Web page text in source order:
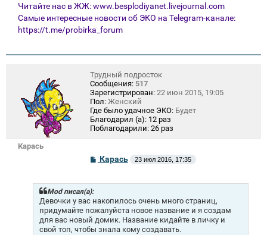
Читайте нас в ЖЖ:www.besplodiyanet.livejournal.com
Самые интересные новости об ЭКО на Telegram-канале:
https://t.me/probirka_forum
Карась
Трудный подросток
Сообщения: 517
Зарегистрирован: 22 июн 2015, 19:05
Пол: Женский
Где было удачное ЭКО: Будет
Благодарил (а): 12 раз
Поблагодарили: 26 раз
С
о
б
е
н
и
е
Карась 23 июл 2016, 17:35
Mod писал(а):
Девочки у вас накопилось очень много страниц,
придумайте пожалуйста новое название и я создам
для вас новый домик. Название кидайте в личку и
свой топ, чтобы знала кому создавать.